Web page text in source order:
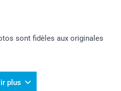
sont fidèles aux originales
plus